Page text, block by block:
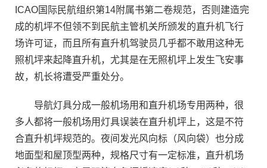
ICAO国际民航组织第14附属书第二卷规范，否则建造完
成的机坪不但领不到民航主管机关所颁发的直升机飞行
场许可证，而且所有直升机驾驶员几乎都不敢用这种无
照机坪来起降直升机，尤其是在无照机坪上发生飞安事
故，机长将遭受严重处分。
导航灯具分成一般机场用和直升机场专用两种，很
多人都将一般机场用灯具误装在直升机坪上，这是不符
合直升机坪规范的。夜间发光风向标（风向袋）也分成
地面型和屋顶型两种，规格尺寸有一定标准，直升机场